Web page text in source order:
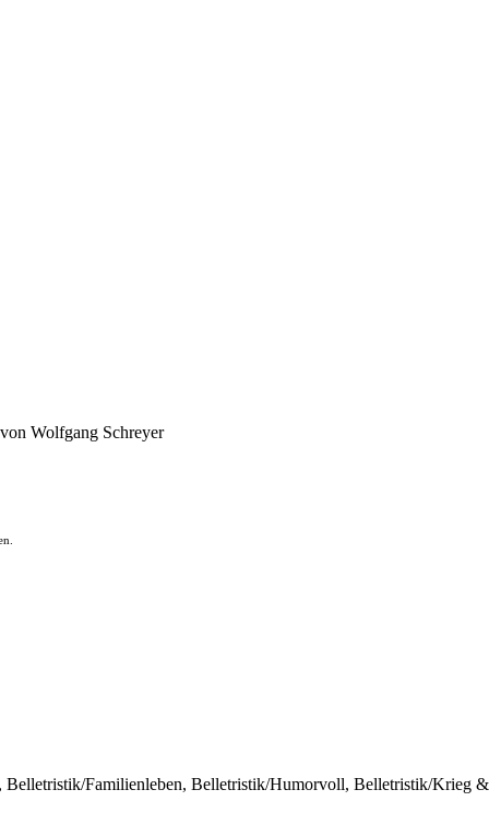
Familienleben, Belletristik/Humorvoll, Belletristik/Krieg